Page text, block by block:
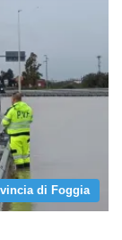
di Foggia